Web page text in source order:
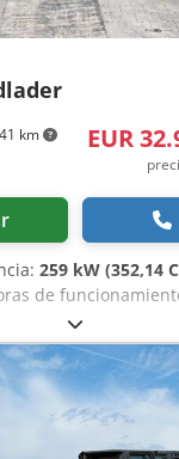
km EUR
259 kW (352,14
de
obtener más
Emal Jaweed.
Case 1121F, año
10.237 h,
3.570 mm, peso
motor: Case,